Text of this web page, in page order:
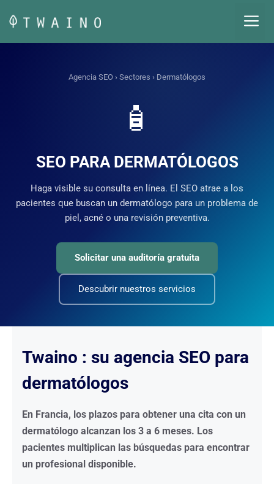
contenido
Agencia SEO › Sectores › Dermatólogos
🧴
SEO PARA DERMATÓLOGOS
Haga visible su consulta en línea. El SEO atrae a los
pacientes que buscan un dermatólogo para un problema de
piel, acné o una revisión preventiva.
Solicitar una auditoría gratuita
Descubrir nuestros servicios
Twaino : su agencia SEO para
dermatólogos
En Francia, los plazos para obtener una cita con un
dermatólogo alcanzan los 3 a 6 meses. Los
pacientes multiplican las búsquedas para encontrar
un profesional disponible.